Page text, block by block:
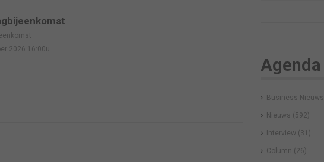
2026 16:00u
Agenda
Business Nieuws
Nieuws (592)
Interview (31)
Column (26)